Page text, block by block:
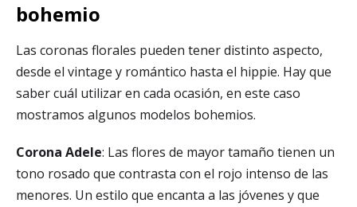
bohemio
Las coronas florales pueden tener distinto aspecto,
desde el vintage y romántico hasta el hippie. Hay que
saber cuál utilizar en cada ocasión, en este caso
mostramos algunos modelos bohemios.
Corona Adele: Las flores de mayor tamaño tienen un
tono rosado que contrasta con el rojo intenso de las
menores. Un estilo que encanta a las jóvenes y que